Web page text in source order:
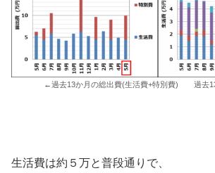
←過去13か月の総出費(生活費+特別費) 過去
生活費は約５万と普段通りで、